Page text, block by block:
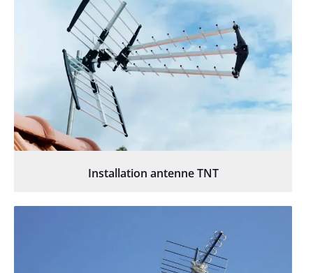
Installation antenne TNT